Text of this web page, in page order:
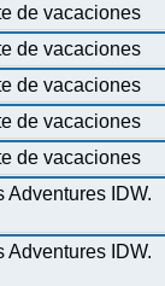
de vacaciones
de vacaciones
de vacaciones
de vacaciones
de vacaciones
Adventures IDW.
Adventures IDW.